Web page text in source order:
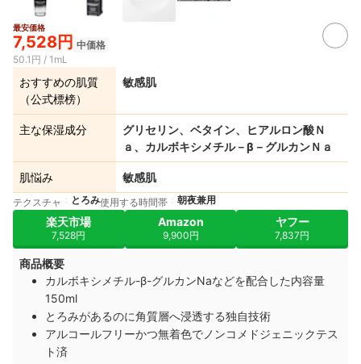
最安価格
7,528円 中価格
50.1円 / 1mL
おすすめの肌質
（公式標榜）
敏感肌
主な保湿成分
グリセリン、ベタイン、ヒアルロン酸Ｎ
ａ、カルボキシメチル－β－グルカンＮａ
肌悩み 敏感肌
テクスチャ とろみ使用する時間帯 朝夜兼用
楽天市場
7,528円
Amazon
9,900円
ヤフー
7,837円
商品概要
カルボキシメチル-β-グルカンNaなどを配合した内容量
150ml
とろみがあるのに角質層へ浸透する独自技術
アルコールフリーかつ無着色でノンコメドジェニックテス
ト済